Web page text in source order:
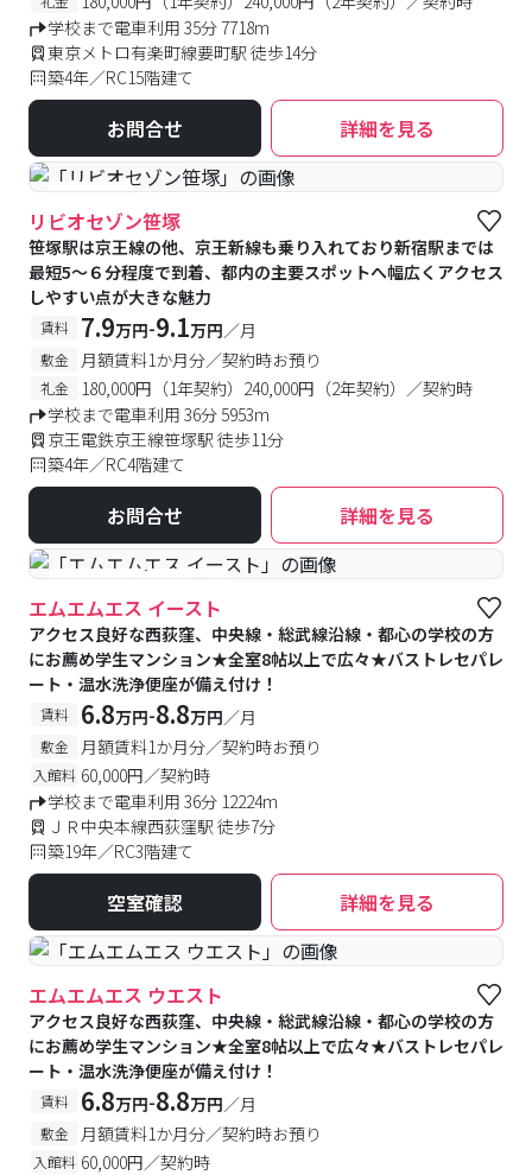
学校まで電車利用 35分 7718m
東京メトロ有楽町線要町駅 徒歩14分
築4年／RC15階建て
お問合せ 詳細を見る
#食事付き
リビオセゾン笹塚
笹塚駅は京王線の他、京王新線も乗り入れており新宿駅までは
最短5〜６分程度で到着、都内の主要スポットへ幅広くアクセス
しやすい点が大きな魅力
賃料 7.9万円-9.1万円／月
敷金 月額賃料1か月分／契約時お預り
礼金
180,000円（1年契約）240,000円（2年契約）／契約時
学校まで電車利用 36分 5953m
京王電鉄京王線笹塚駅 徒歩11分
築4年／RC4階建て
お問合せ 詳細を見る
#予約受付中 #空室待ち
エムエムエス イースト
アクセス良好な西荻窪、中央線・総武線沿線・都心の学校の方
にお薦め学生マンション★全室8帖以上で広々★バストレセパレ
ート・温水洗浄便座が備え付け！
賃料 6.8万円-8.8万円／月
敷金 月額賃料1か月分／契約時お預り
入館料 60,000円／契約時
学校まで電車利用 36分 12224m
ＪＲ中央本線西荻窪駅 徒歩7分
築19年／RC3階建て
空室確認 詳細を見る
エムエムエス ウエスト
アクセス良好な西荻窪、中央線・総武線沿線・都心の学校の方
にお薦め学生マンション★全室8帖以上で広々★バストレセパレ
ート・温水洗浄便座が備え付け！
賃料 6.8万円-8.8万円／月
敷金 月額賃料1か月分／契約時お預り
入館料 60,000円／契約時